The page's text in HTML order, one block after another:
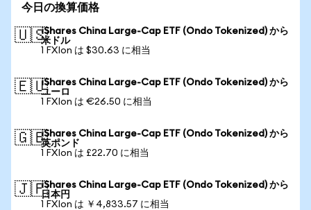
今日の換算価格
🇺🇸iShares China Large-Cap ETF (Ondo Tokenized) から
米ドル
1 FXIon は $30.63 に相当
🇪🇺iShares China Large-Cap ETF (Ondo Tokenized) から
ユーロ
1 FXIon は €26.50 に相当
🇬🇧iShares China Large-Cap ETF (Ondo Tokenized) から
英ポンド
1 FXIon は £22.70 に相当
🇯🇵iShares China Large-Cap ETF (Ondo Tokenized) から
日本円
1 FXIon は ￥4,833.57 に相当